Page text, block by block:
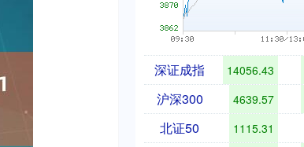
深证成指 14056.43
沪深300 4639.57
北证50 1115.31